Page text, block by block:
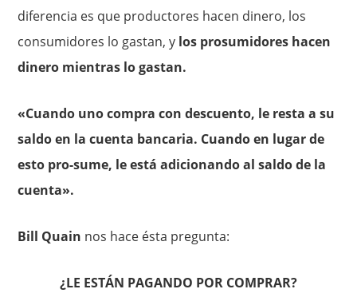
diferencia es que productores hacen dinero, los
consumidores lo gastan, y los prosumidores hacen
dinero mientras lo gastan.
«Cuando uno compra con descuento, le resta a su
saldo en la cuenta bancaria. Cuando en lugar de
esto pro-sume, le está adicionando al saldo de la
cuenta».
Bill Quain nos hace ésta pregunta:
¿LE ESTÁN PAGANDO POR COMPRAR?